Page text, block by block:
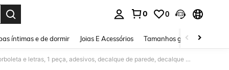
0 0
íntimas e de dormir Joias E Acessórios Tamanhos grandes
Adesivo de parede gráfico de borboleta e letras, 1 peça, adesivos, decalque de parede, decalque de vinil para decoração de casa, itens de decoração de primavera para renovar sua casa, adesivos de decoração Rama